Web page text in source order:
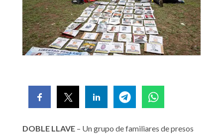
DOBLE LLAVE – Un grupo de familiares de presos